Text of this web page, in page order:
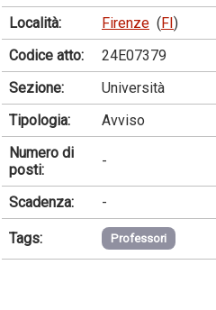
Località:
Firenze (FI)
Codice atto:
24E07379
Sezione:
Università
Tipologia:
Avviso
Numero di
posti:
-
Scadenza: -
Tags: Professori